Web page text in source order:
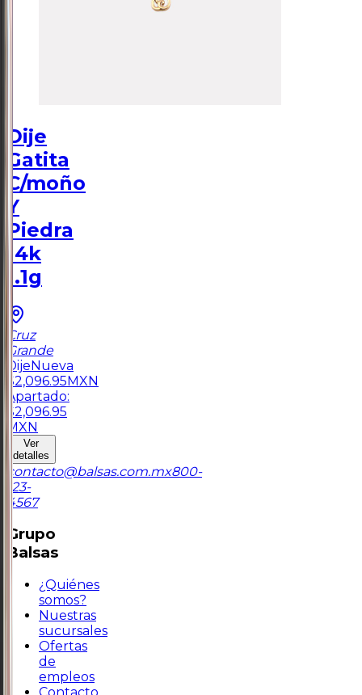
Dije
Gatita
C/moño
Y
Piedra
14k
1.1g
Cruz
Grande
DijeNueva
$2,096.95MXN
Apartado:
$2,096.95
MXN
Ver
detalles
contacto@balsas.com.mx800-
123-
4567
Grupo
Balsas
¿Quiénes
somos?
Nuestras
sucursales
Ofertas
de
empleos